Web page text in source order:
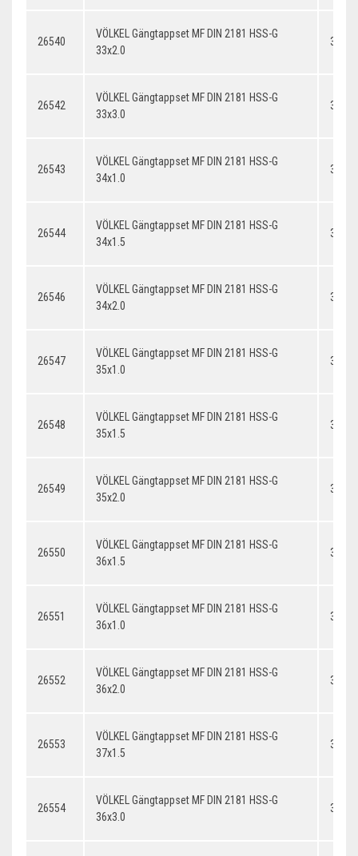
26540
VÖLKEL Gängtappset MF DIN 2181 HSS-G
33x2.0
26542
VÖLKEL Gängtappset MF DIN 2181 HSS-G
33x3.0
26543
VÖLKEL Gängtappset MF DIN 2181 HSS-G
34x1.0
26544
VÖLKEL Gängtappset MF DIN 2181 HSS-G
34x1.5
26546
VÖLKEL Gängtappset MF DIN 2181 HSS-G
34x2.0
26547
VÖLKEL Gängtappset MF DIN 2181 HSS-G
35x1.0
26548
VÖLKEL Gängtappset MF DIN 2181 HSS-G
35x1.5
26549
VÖLKEL Gängtappset MF DIN 2181 HSS-G
35x2.0
26550
VÖLKEL Gängtappset MF DIN 2181 HSS-G
36x1.5
26551
VÖLKEL Gängtappset MF DIN 2181 HSS-G
36x1.0
26552
VÖLKEL Gängtappset MF DIN 2181 HSS-G
36x2.0
26553
VÖLKEL Gängtappset MF DIN 2181 HSS-G
37x1.5
26554
VÖLKEL Gängtappset MF DIN 2181 HSS-G
36x3.0